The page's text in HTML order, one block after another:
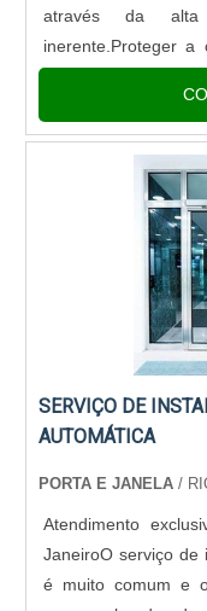
através da
inerente.Proteger a
repetir o mesmo
SERVIÇO DE
AUTOMÁTICA
PORTA E JANELA /
Atendimento
JaneiroO serviço de
é muito comum e